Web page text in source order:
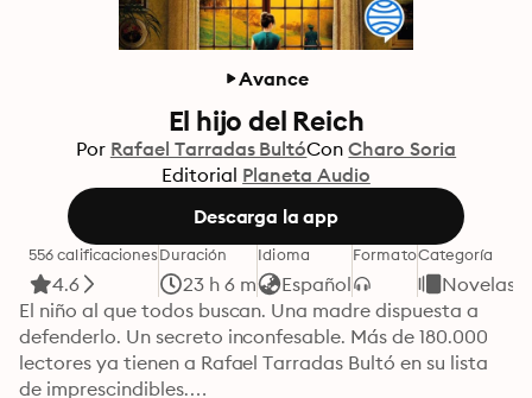
Avance
El hijo del Reich
Por Rafael Tarradas BultóCon Charo Soria
Editorial Planeta Audio
Descarga la app
556 calificaciones
4.6
Duración
23 h 6 m
Idioma
Español
FormatoCategoría
Novelas
El niño al que todos buscan. Una madre dispuesta a
defenderlo. Un secreto inconfesable. Más de 180.000
lectores ya tienen a Rafael Tarradas Bultó en su lista
de imprescindibles.